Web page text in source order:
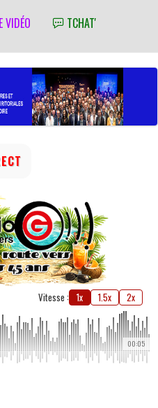
VIDÉO TCHAT'
Vitesse : 1x 1.5x 2x
00:05